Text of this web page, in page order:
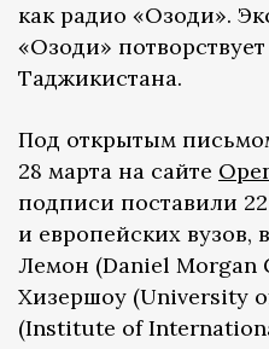
как радио «Озоди».
«Озоди»
Таджикистана.
Под открытым
28 марта на сайте
подписи поставили
и европейских вузов,
Лемон (Daniel Morgan
Хизершоу (University
(Institute of